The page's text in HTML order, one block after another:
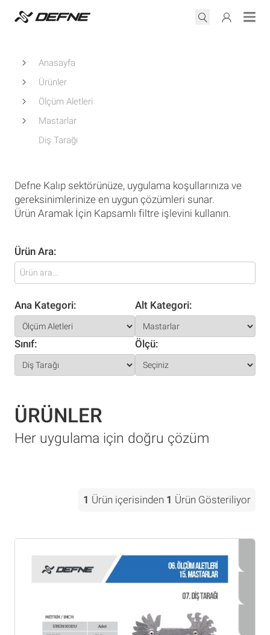
Anasayfa
Ürünler
Ölçüm Aletleri
Mastarlar
Diş Tarağı
Defne Kalıp sektörünüze, uygulama koşullarınıza ve
gereksinimlerinize en uygun çözümleri sunar.
Ürün Aramak İçin Kapsamlı filtre işlevini kullanın.
Ürün Ara:
Ana Kategori: Alt Kategori:
Sınıf: Ölçü:
ÜRÜNLER
Her uygulama için doğru çözüm
1 Ürün içerisinden 1 Ürün Gösteriliyor